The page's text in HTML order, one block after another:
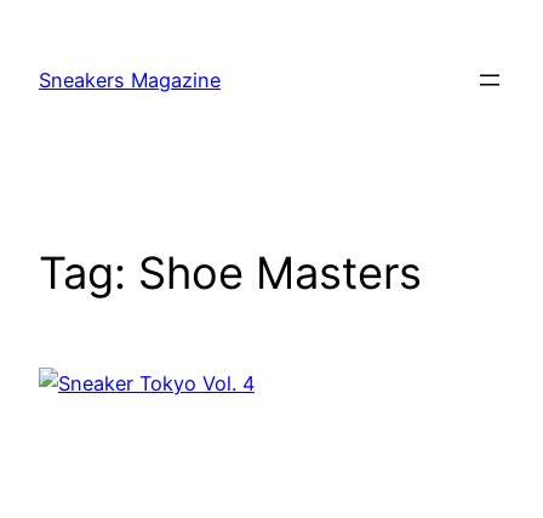
content
Sneakers Magazine
Tag: Shoe Masters